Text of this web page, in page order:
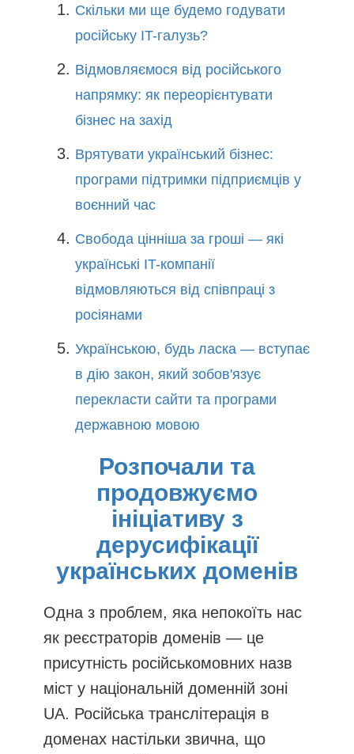
Скільки ми ще будемо годувати
російську IT-галузь?
Відмовляємося від російського
напрямку: як переорієнтувати
бізнес на захід
Врятувати український бізнес:
програми підтримки підприємців у
воєнний час
Свобода цінніша за гроші — які
українські IT-компанії
відмовляються від співпраці з
росіянами
Українською, будь ласка — вступає
в дію закон, який зобов'язує
перекласти сайти та програми
державною мовою
Розпочали та
продовжуємо
ініціативу з
дерусифікації
українських доменів
Одна з проблем, яка непокоїть нас
як реєстраторів доменів — це
присутність російськомовних назв
міст у національній доменній зоні
UA. Російська транслітерація в
доменах настільки звична, що